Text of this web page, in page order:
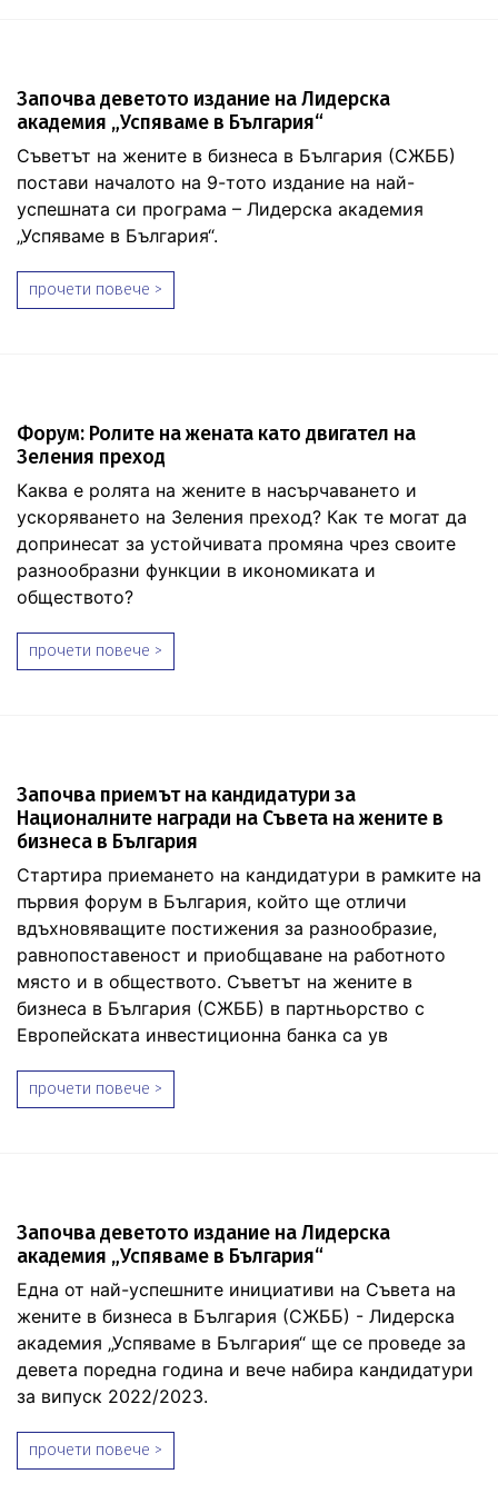
Започва деветото издание на Лидерска
академия „Успяваме в България“
Съветът на жените в бизнеса в България (СЖББ)
постави началото на 9-тото издание на най-
успешната си програма – Лидерска академия
„Успяваме в България“.
прочети повече >
Форум: Ролите на жената като двигател на
Зеления преход
Каква е ролята на жените в насърчаването и
ускоряването на Зеления преход? Как те могат да
допринесат за устойчивата промяна чрез своите
разнообразни функции в икономиката и
обществото?
прочети повече >
Започва приемът на кандидатури за
Националните награди на Съвета на жените в
бизнеса в България
Стартира приемането на кандидатури в рамките на
първия форум в България, който ще отличи
вдъхновяващите постижения за разнообразие,
равнопоставеност и приобщаване на работното
място и в обществото. Съветът на жените в
бизнеса в България (СЖББ) в партньорство с
Европейската инвестиционна банка са ув
прочети повече >
Започва деветото издание на Лидерска
академия „Успяваме в България“
Една от най-успешните инициативи на Съвета на
жените в бизнеса в България (СЖББ) - Лидерска
академия „Успяваме в България“ ще се проведе за
девета поредна година и вече набира кандидатури
за випуск 2022/2023.
прочети повече >